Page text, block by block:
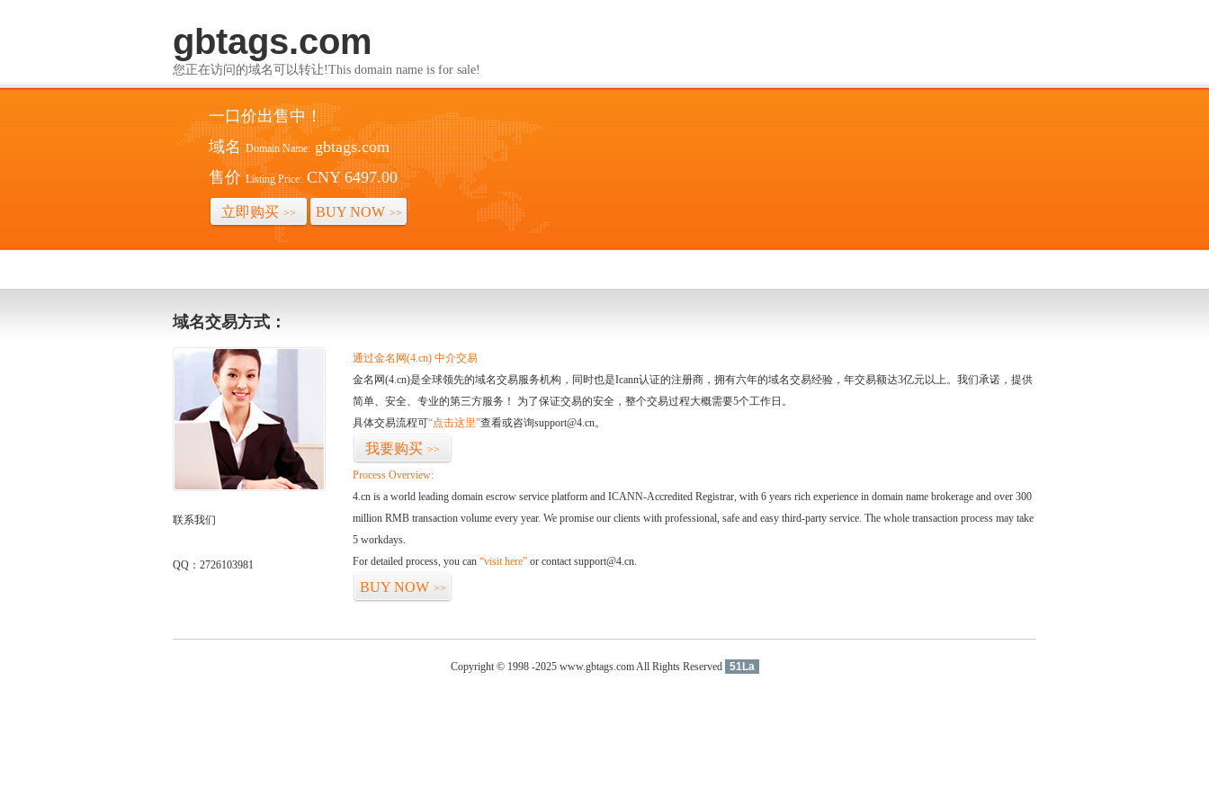
gbtags.com
您正在访问的域名可以转让!This domain name is for sale!
一口价出售中！
域名 Domain Name: gbtags.com
售价 Listing Price: CNY 6497.00
立即购买 >> BUY NOW >>
域名交易方式：
联系我们
QQ：2726103981
通过金名网(4.cn) 中介交易
金名网(4.cn)是全球领先的域名交易服务机构，同时也是Icann认证的注册商，拥有六年的域名交易经验，年交易额达3亿元以上。我们承诺，提供
简单、安全、专业的第三方服务！ 为了保证交易的安全，整个交易过程大概需要5个工作日。
具体交易流程可“点击这里”查看或咨询support@4.cn。
我要购买 >>
Process Overview:
4.cn is a world leading domain escrow service platform and ICANN-Accredited Registrar, with 6 years rich experience in domain name brokerage and over 300
million RMB transaction volume every year. We promise our clients with professional, safe and easy third-party service. The whole transaction process may take
5 workdays.
For detailed process, you can “visit here” or contact support@4.cn.
BUY NOW >>
Copyright © 1998 -2025 www.gbtags.com All Rights Reserved 51La